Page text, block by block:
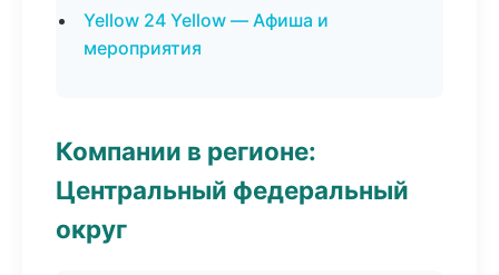
Yellow 24 Yellow — Афиша и
мероприятия
Компании в регионе:
Центральный федеральный
округ